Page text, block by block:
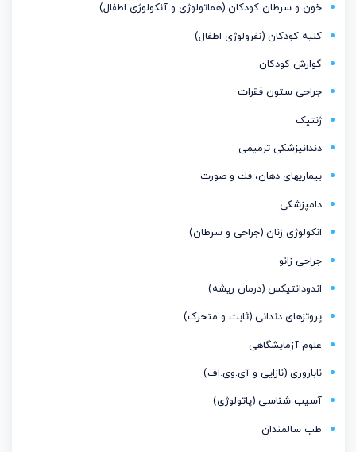
خون و سرطان کودکان (هماتولوژی و آنکولوژی اطفال)
کلیه کودکان (نفرولوژی اطفال)
گوارش کودکان
جراحی ستون فقرات
ژنتیک
دندانپزشکی ترمیمی
بیماریهای دهان، فك و صورت
دامپزشکی
انکولوژی زنان (جراحی و سرطان)
جراحی زانو
اندودانتیكس (درمان ریشه)
پروتزهای دندانی (ثابت و متحرک)
علوم آزمایشگاهی
ناباروری (نازایی و آی.وی.اف)
آسیب شناسی (پاتولوژی)
طب سالمندان